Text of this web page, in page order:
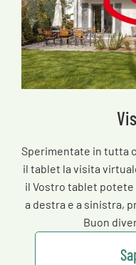
Sperimentate in tutta
il tablet la visita
il Vostro tablet
a destra e a sinistra,
Buon